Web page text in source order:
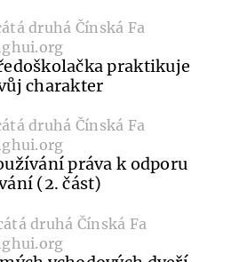
druhá Čínská Fa
praktikuje
charakter
druhá Čínská Fa
práva k odporu
(2. část)
druhá Čínská Fa